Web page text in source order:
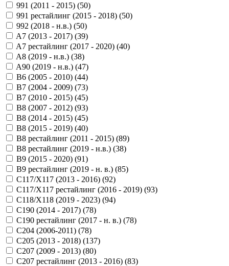
991 (2011 - 2015) (50)
991 рестайлинг (2015 - 2018) (50)
992 (2018 - н.в.) (50)
A7 (2013 - 2017) (39)
A7 рестайлинг (2017 - 2020) (40)
A8 (2019 - н.в.) (38)
A90 (2019 - н.в.) (47)
B6 (2005 - 2010) (44)
B7 (2004 - 2009) (73)
B7 (2010 - 2015) (45)
B8 (2007 - 2012) (93)
B8 (2014 - 2015) (45)
B8 (2015 - 2019) (40)
B8 рестайлинг (2011 - 2015) (89)
B8 рестайлинг (2019 - н.в.) (38)
B9 (2015 - 2020) (91)
B9 рестайлинг (2019 - н. в.) (85)
C117/X117 (2013 - 2016) (92)
C117/X117 рестайлинг (2016 - 2019) (93)
C118/X118 (2019 - 2023) (94)
C190 (2014 - 2017) (78)
C190 рестайлинг (2017 - н. в.) (78)
C204 (2006-2011) (78)
C205 (2013 - 2018) (137)
C207 (2009 - 2013) (80)
C207 рестайлинг (2013 - 2016) (83)